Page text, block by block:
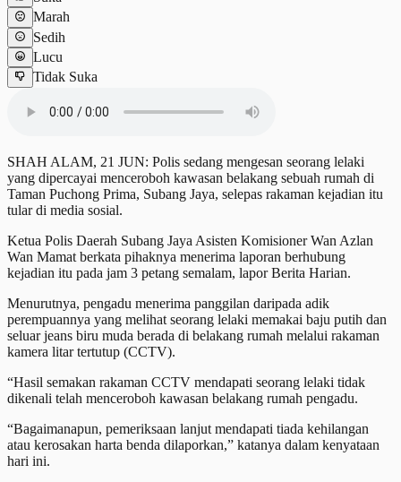
Marah
Sedih
Lucu
Tidak Suka
SHAH ALAM, 21 JUN: Polis sedang mengesan seorang lelaki
yang dipercayai menceroboh kawasan belakang sebuah rumah di
Taman Puchong Prima, Subang Jaya, selepas rakaman kejadian itu
tular di media sosial.
Ketua Polis Daerah Subang Jaya Asisten Komisioner Wan Azlan
Wan Mamat berkata pihaknya menerima laporan berhubung
kejadian itu pada jam 3 petang semalam, lapor Berita Harian.
Menurutnya, pengadu menerima panggilan daripada adik
perempuannya yang melihat seorang lelaki memakai baju putih dan
seluar jeans biru muda berada di belakang rumah melalui rakaman
kamera litar tertutup (CCTV).
“Hasil semakan rakaman CCTV mendapati seorang lelaki tidak
dikenali telah menceroboh kawasan belakang rumah pengadu.
“Bagaimanapun, pemeriksaan lanjut mendapati tiada kehilangan
atau kerosakan harta benda dilaporkan,” katanya dalam kenyataan
hari ini.